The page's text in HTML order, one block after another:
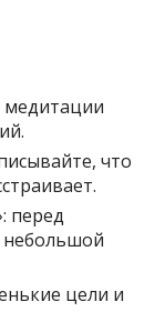
медитации
что
перед
цели и